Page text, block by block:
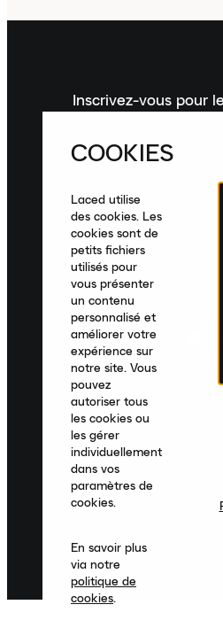
Inscrivez-vous pour
Inscrivez-vous à la
dernières nouveautés,
recommandations de
France|Français
COOKIES
Laced utilise
des cookies. Les
cookies sont de
petits fichiers
utilisés pour
vous présenter
un contenu
personnalisé et
améliorer votre
expérience sur
notre site. Vous
pouvez
autoriser tous
les cookies ou
les gérer
individuellement
dans vos
paramètres de
cookies.
En savoir plus
via notre
politique de
cookies.